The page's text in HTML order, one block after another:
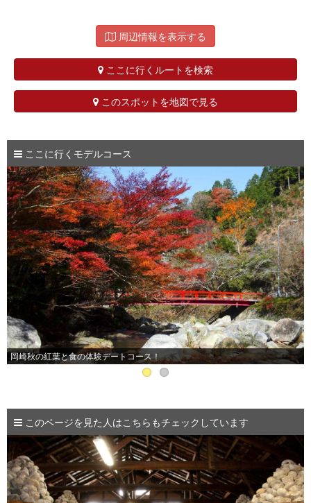
周辺情報を表示する
ここに行くルートを検索
このスポットを地図で見る
ここに行くモデルコース
岡崎秋の紅葉と食の体験デートコース！
このページを見た人はこちらもチェックしています